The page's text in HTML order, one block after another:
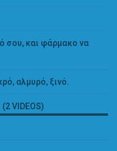
σου, και φάρμακο να
αλμυρό, ξινό.
VIDEOS)